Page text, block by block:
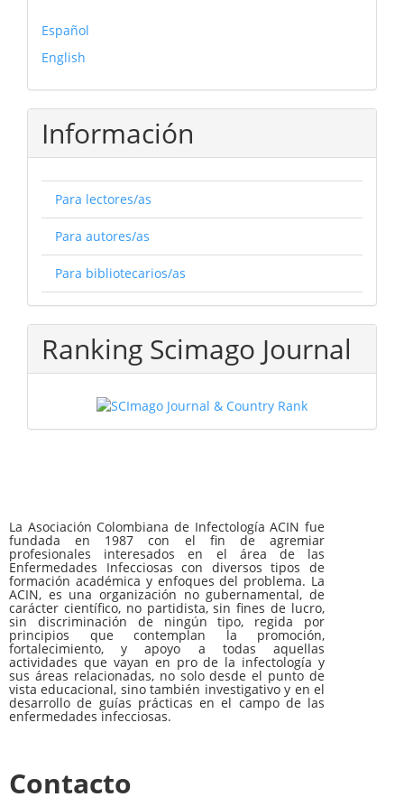
Español
English
Información
Para lectores/as
Para autores/as
Para bibliotecarios/as
Ranking Scimago Journal
La Asociación Colombiana de Infectología ACIN fue
fundada en 1987 con el fin de agremiar
profesionales interesados en el área de las
Enfermedades Infecciosas con diversos tipos de
formación académica y enfoques del problema. La
ACIN, es una organización no gubernamental, de
carácter científico, no partidista, sin fines de lucro,
sin discriminación de ningún tipo, regida por
principios que contemplan la promoción,
fortalecimiento, y apoyo a todas aquellas
actividades que vayan en pro de la infectología y
sus áreas relacionadas, no solo desde el punto de
vista educacional, sino también investigativo y en el
desarrollo de guías prácticas en el campo de las
enfermedades infecciosas.
Contacto